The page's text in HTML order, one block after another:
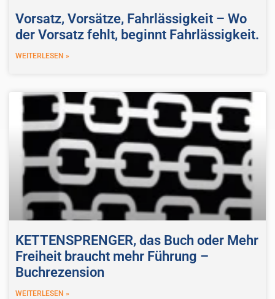
Vorsatz, Vorsätze, Fahrlässigkeit – Wo
der Vorsatz fehlt, beginnt Fahrlässigkeit.
WEITERLESEN »
KETTENSPRENGER, das Buch oder Mehr
Freiheit braucht mehr Führung –
Buchrezension
WEITERLESEN »